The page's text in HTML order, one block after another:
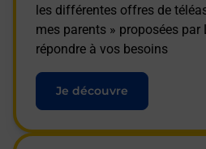
les différentes offres de
mes parents » proposées par
répondre à vos besoins
Je découvre